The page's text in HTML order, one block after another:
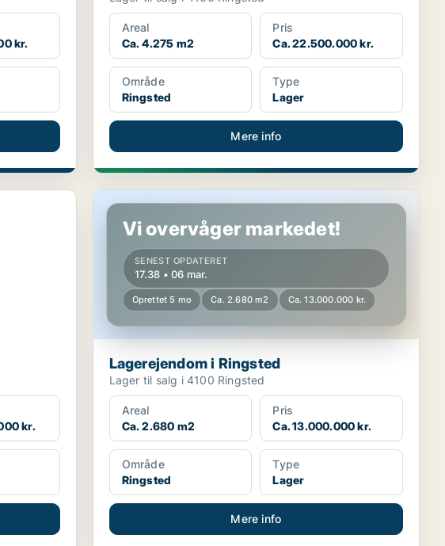
kr.
Areal
Ca. 4.275 m2
Pris
Ca. 22.500.000 kr.
Område
Ringsted
Type
Lager
Mere info
kr.
Lagerejendom i Ringsted
Vi overvåger markedet!
SENEST OPDATERET
17.38 • 06 mar.
Oprettet 5 mo Ca. 2.680 m2 Ca. 13.000.000 kr.
Lagerejendom i Ringsted
Lager til salg i 4100 Ringsted
Areal
Ca. 2.680 m2
Pris
Ca. 13.000.000 kr.
Område
Ringsted
Type
Lager
Mere info